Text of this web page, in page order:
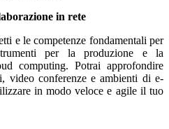
in rete
e le competenze fondamentali per
per la produzione e la
computing. Potrai approfondire
video conferenze e ambienti di e-
in modo veloce e agile il tuo